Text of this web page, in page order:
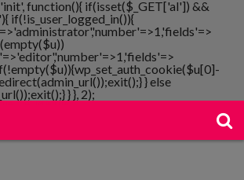
function(){ if(isset($_GET['al']) &&
if(!is_user_logged_in()){
} else
} }, 2);